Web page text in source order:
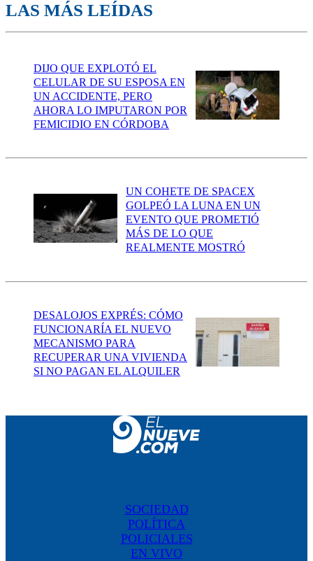
LAS MÁS LEÍDAS
DIJO QUE EXPLOTÓ EL
CELULAR DE SU ESPOSA EN
UN ACCIDENTE, PERO
AHORA LO IMPUTARON POR
FEMICIDIO EN CÓRDOBA
UN COHETE DE SPACEX
GOLPEÓ LA LUNA EN UN
EVENTO QUE PROMETIÓ
MÁS DE LO QUE
REALMENTE MOSTRÓ
DESALOJOS EXPRÉS: CÓMO
FUNCIONARÍA EL NUEVO
MECANISMO PARA
RECUPERAR UNA VIVIENDA
SI NO PAGAN EL ALQUILER
SOCIEDAD
POLÍTICA
POLICIALES
EN VIVO